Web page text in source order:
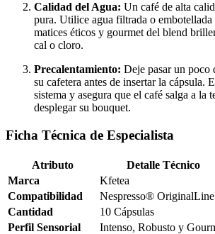
Calidad del Agua: Un café de alta
pura. Utilice agua filtrada o embotellada
matices éticos y gourmet del blend
cal o cloro.
Precalentamiento: Deje pasar un poco
su cafetera antes de insertar la cápsula.
sistema y asegura que el café salga a la
desplegar su bouquet.
Ficha Técnica de Especialista
Atributo
Detalle Técnico
Marca
Kfetea
Compatibilidad
Nespresso® OriginalLine
Cantidad
10 Cápsulas
Perfil Sensorial
Intenso, Robusto y